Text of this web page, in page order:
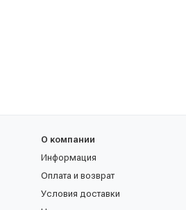
О компании
Информация
Оплата и возврат
Условия доставки